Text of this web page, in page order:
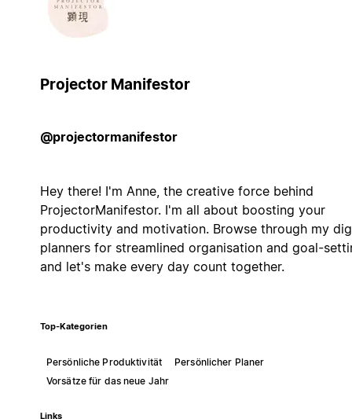
Projector Manifestor
@projectormanifestor
Hey there! I'm Anne, the creative force behind
ProjectorManifestor. I'm all about boosting your
productivity and motivation. Browse through my
planners for streamlined organisation and goal-
and let's make every day count together.
Top-Kategorien
Persönliche Produktivität
Persönlicher Planer
Vorsätze für das neue Jahr
Links